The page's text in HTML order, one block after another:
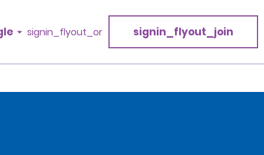
signin_flyout_or signin_flyout_join